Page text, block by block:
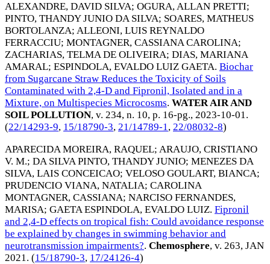
ALEXANDRE, DAVID SILVA; OGURA, ALLAN PRETTI;
PINTO, THANDY JUNIO DA SILVA; SOARES, MATHEUS
BORTOLANZA; ALLEONI, LUIS REYNALDO
FERRACCIU; MONTAGNER, CASSIANA CAROLINA;
ZACHARIAS, TELMA DE OLIVEIRA; DIAS, MARIANA
AMARAL; ESPINDOLA, EVALDO LUIZ GAETA. Biochar
from Sugarcane Straw Reduces the Toxicity of Soils
Contaminated with 2,4-D and Fipronil, Isolated and in a
Mixture, on Multispecies Microcosms. WATER AIR AND
SOIL POLLUTION, v. 234, n. 10, p. 16-pg., 2023-10-01.
(22/14293-9, 15/18790-3, 21/14789-1, 22/08032-8)
APARECIDA MOREIRA, RAQUEL; ARAUJO, CRISTIANO
V. M.; DA SILVA PINTO, THANDY JUNIO; MENEZES DA
SILVA, LAIS CONCEICAO; VELOSO GOULART, BIANCA;
PRUDENCIO VIANA, NATALIA; CAROLINA
MONTAGNER, CASSIANA; NARCISO FERNANDES,
MARISA; GAETA ESPINDOLA, EVALDO LUIZ. Fipronil
and 2,4-D effects on tropical fish: Could avoidance response
be explained by changes in swimming behavior and
neurotransmission impairments?. Chemosphere, v. 263, JAN
2021 . (15/18790-3, 17/24126-4)